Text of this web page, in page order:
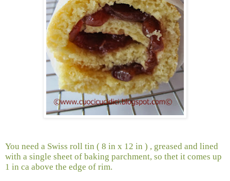
You need a Swiss roll tin ( 8 in x 12 in ) , greased and lined
with a single sheet of baking parchment, so thet it comes up
1 in ca above the edge of rim.